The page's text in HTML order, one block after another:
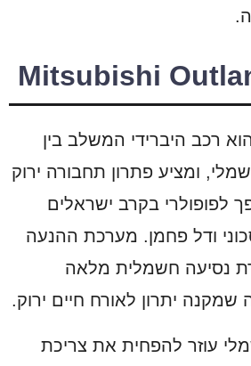
Mitsubishi
Outlander PHEV הוא רכב היברידי המשלב בין
ומציע פתרון תחבורה ירוק
לפופולרי בקרב ישראלים
ודל פחמן. מערכת ההנעה
נסיעה חשמלית מלאה
יתרון לאורח חיים ירוק.
עוזר להפחית את צריכת